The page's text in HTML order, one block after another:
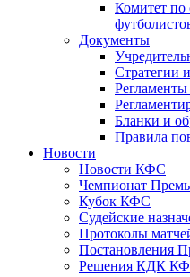
Комитет по
Документы
Стратегии
Бланки и
Правила
Новости
Новости КФС
Чемпионат
Кубок КФС
Судейские
Протоколы
Постановления
Решения КДК